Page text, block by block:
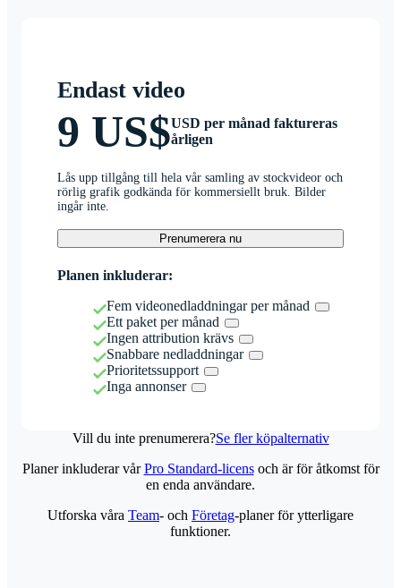
Endast video
9 US$USD per månad faktureras
årligen
Lås upp tillgång till hela vår samling av stockvideor och
rörlig grafik godkända för kommersiellt bruk. Bilder
ingår inte.
Prenumerera nu
Planen inkluderar:
Fem videonedladdningar per månad
Ett paket per månad
Ingen attribution krävs
Snabbare nedladdningar
Prioritetssupport
Inga annonser
Vill du inte prenumerera?Se fler köpalternativ
Planer inkluderar vårPro Standard-licensoch är för åtkomst för
en enda användare.
Utforska våra Team- och Företag-planer för ytterligare
funktioner.